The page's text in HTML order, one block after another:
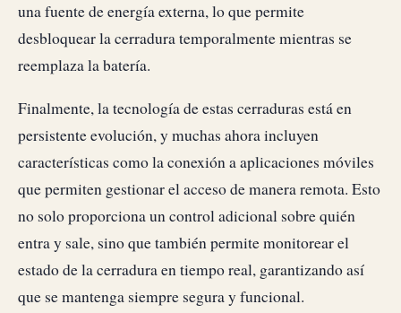
una fuente de energía externa, lo que permite
desbloquear la cerradura temporalmente mientras se
reemplaza la batería.
Finalmente, la tecnología de estas cerraduras está en
persistente evolución, y muchas ahora incluyen
características como la conexión a aplicaciones móviles
que permiten gestionar el acceso de manera remota. Esto
no solo proporciona un control adicional sobre quién
entra y sale, sino que también permite monitorear el
estado de la cerradura en tiempo real, garantizando así
que se mantenga siempre segura y funcional.